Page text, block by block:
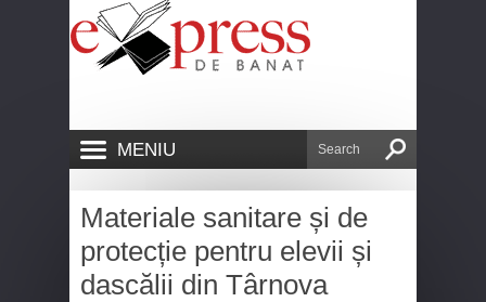
MENIU
Materiale sanitare și de
protecție pentru elevii și
dascălii din Târnova